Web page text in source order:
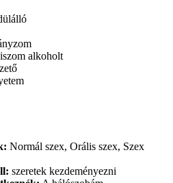
alkoholt
Normál szex, Orális szex, Szex
szeretek kezdeményezni